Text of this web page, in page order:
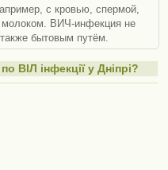
с кровью, спермой,
ВИЧ-инфекция не
бытовым путём.
ВІЛ інфекції у Дніпрі?